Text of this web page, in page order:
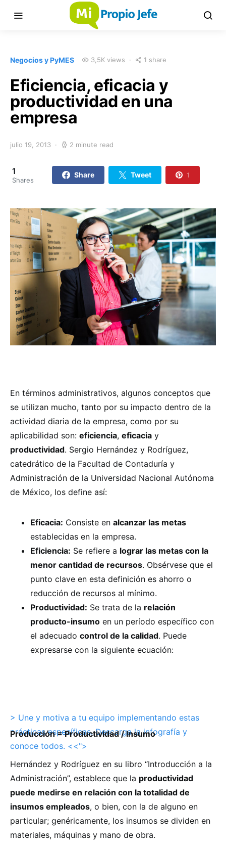
Negocios y PyMES 3,5K views 1 share
Eficiencia, eficacia y
productividad en una
empresa
julio 19, 2013 2 minute read
1
Shares
Share Tweet 1
En términos administrativos, algunos conceptos que
se utilizan mucho, tanto por su impacto dentro de la
actividad diaria de la empresa, como por su
aplicabilidad son: eficiencia, eficacia y
productividad. Sergio Hernández y Rodríguez,
catedrático de la Facultad de Contaduría y
Administración de la Universidad Nacional Autónoma
de México, los define así:
Eficacia: Consiste en alcanzar las metas
establecidas en la empresa.
Eficiencia: Se refiere a lograr las metas con la
menor cantidad de recursos. Obsérvese que el
punto clave en esta definición es ahorro o
reducción de recursos al mínimo.
Productividad: Se trata de la relación
producto-insumo en un período específico con
el adecuado control de la calidad. Puede
expresarse con la siguiente ecuación:
> Une y motiva a tu equipo implementando estas
prácticas específicas. Descarga la infografía y
conoce todos. <<">
Producción = Productividad / Insumo
Hernández y Rodríguez en su libro “Introducción a la
Administración”, establece que la productividad
puede medirse en relación con la totalidad de
insumos empleados, o bien, con la de alguno en
particular; genéricamente, los insumos se dividen en
materiales, máquinas y mano de obra.